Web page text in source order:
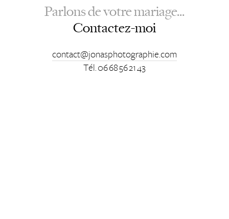
Parlons de votre mariage...
Contactez-moi
contact@jonasphotographie.com
Tél. 06 68 56 21 43